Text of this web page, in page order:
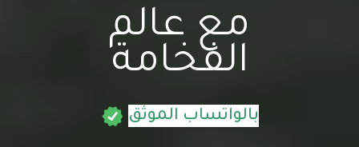
مع عالم
الفخامة
بالواتساب الموثق